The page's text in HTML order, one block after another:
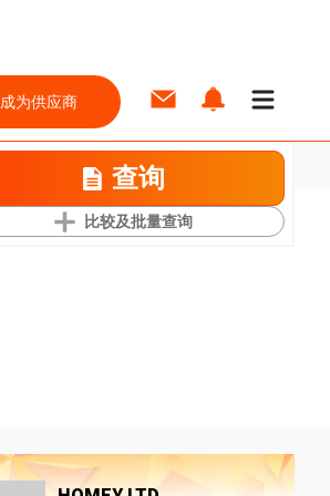
成为供应商
查询
比较及批量查询